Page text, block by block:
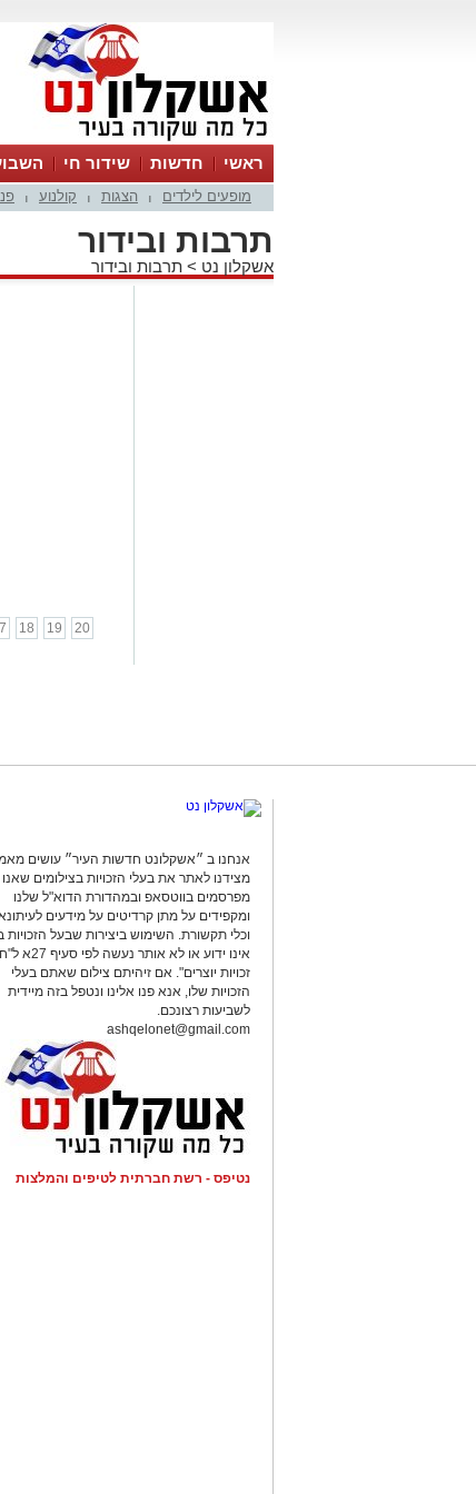
ראשי חדשות שידור חי
מופעים לילדים הצגות קולנוע
תרבות ובידור
אשקלון נט > תרבות ובידור
18 19
20
אנחנו ב ״אשקלונט חדשות העיר״ עושים
מצידנו לאתר את בעלי הזכויות בצילומים שאנו
מפרסמים בווטסאפ ובמהדורת הדוא"ל שלנו
ומקפידים על מתן קרדיטים על מידעים
וכלי תקשורת. השימוש ביצירות שבעל הזכויות
אינו ידוע או לא אותר נעשה
זכויות יוצרים". אם זיהיתם צילום שאתם בעלי
הזכויות שלו, אנא פנו אלינו ונטפל בזה מיידית
לשביעות רצונכם.
ashqelonet@gmail.com
נטיפס - רשת חברתית לטיפים והמלצות